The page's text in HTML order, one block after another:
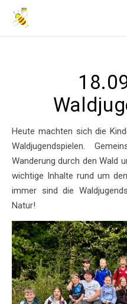
Heute machten sich die Kinder des 4. Jahrgangs auf zu den
Waldjugendspielen.
Wanderung durch den Wald
wichtige Inhalte rund um
immer sind die
Natur!